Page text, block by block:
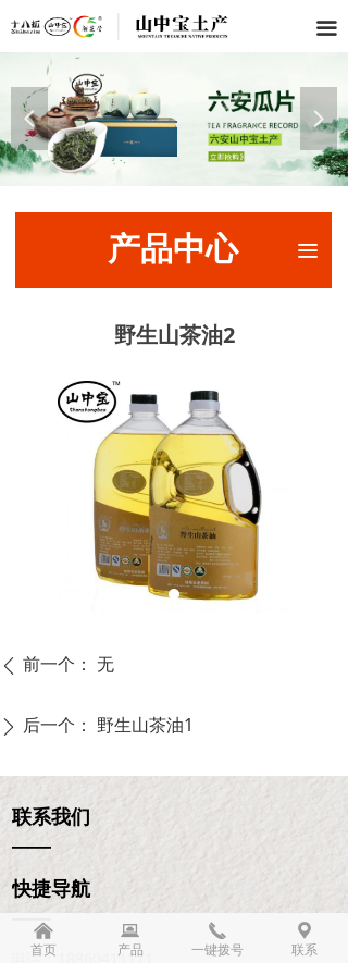
끀
넳 넲
产品中心 끀
野生山茶油2
ꄴ 前一个： 无
ꄲ 后一个： 野生山茶油1
联系我们
——
快捷导航
——
电话： 18860411111
낀
首页
뀵
产品
끅
一键拨号
끇
联系